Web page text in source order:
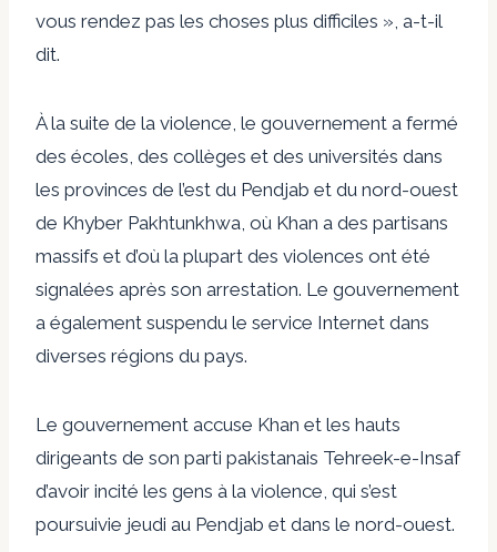
vous rendez pas les choses plus difficiles », a-t-il
dit.
À la suite de la violence, le gouvernement a fermé
des écoles, des collèges et des universités dans
les provinces de l’est du Pendjab et du nord-ouest
de Khyber Pakhtunkhwa, où Khan a des partisans
massifs et d’où la plupart des violences ont été
signalées après son arrestation. Le gouvernement
a également suspendu le service Internet dans
diverses régions du pays.
Le gouvernement accuse Khan et les hauts
dirigeants de son parti pakistanais Tehreek-e-Insaf
d’avoir incité les gens à la violence, qui s’est
poursuivie jeudi au Pendjab et dans le nord-ouest.